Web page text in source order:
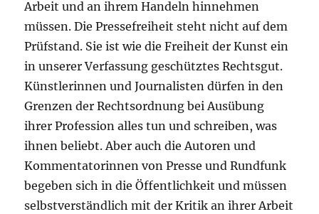
Arbeit und an ihrem Handeln hinnehmen
müssen. Die Pressefreiheit steht nicht auf dem
Prüfstand. Sie ist wie die Freiheit der Kunst ein
in unserer Verfassung geschütztes Rechtsgut.
Künstlerinnen und Journalisten dürfen in den
Grenzen der Rechtsordnung bei Ausübung
ihrer Profession alles tun und schreiben, was
ihnen beliebt. Aber auch die Autoren und
Kommentatorinnen von Presse und Rundfunk
begeben sich in die Öffentlichkeit und müssen
selbstverständlich mit der Kritik an ihrer Arbeit